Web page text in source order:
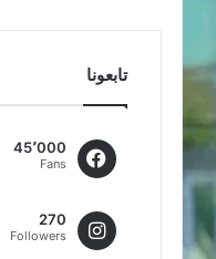
تابعونا
45٬000
Fans
270
Followers